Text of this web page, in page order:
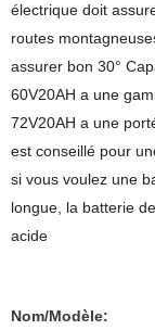
électrique doit
routes
assurer bon 30°
60V20AH a une
72V20AH a une
est conseillé pour
si vous voulez une
longue, la batterie
acide
Nom/Modèle: